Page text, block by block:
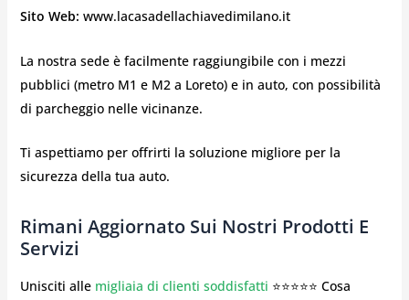
Sito Web: www.lacasadellachiavedimilano.it
La nostra sede è facilmente raggiungibile con i mezzi
pubblici (metro M1 e M2 a Loreto) e in auto, con possibilità
di parcheggio nelle vicinanze.
Ti aspettiamo per offrirti la soluzione migliore per la
sicurezza della tua auto.
Rimani Aggiornato Sui Nostri Prodotti E
Servizi
Unisciti alle migliaia di clienti soddisfatti ⭐⭐⭐⭐⭐ Cosa